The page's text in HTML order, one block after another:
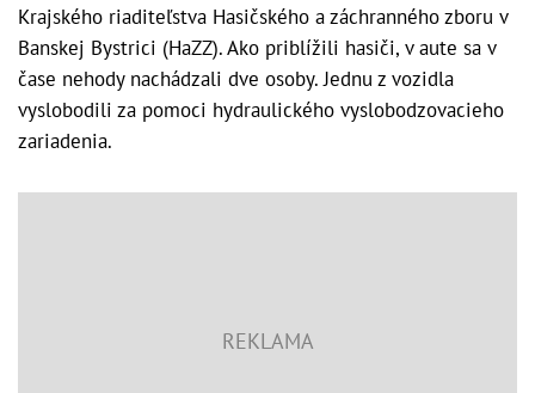
Krajského riaditeľstva Hasičského a záchranného zboru v
Banskej Bystrici (HaZZ). Ako priblížili hasiči, v aute sa v
čase nehody nachádzali dve osoby. Jednu z vozidla
vyslobodili za pomoci hydraulického vyslobodzovacieho
zariadenia.